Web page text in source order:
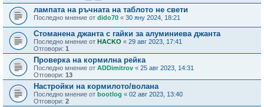
лампата на ръчната на таблото не свети
Последно мнение от dido70 « 30 яну 2024, 18:21
Стоманена джанта с гайки за алуминиева джанта
Последно мнение от HACKO « 29 авг 2023, 17:41
Отговори: 1
Проверка на кормилна рейка
Последно мнение от ADDimitrov « 25 авг 2023, 14:31
Отговори: 13
Настройки на кормилото/волана
Последно мнение от bootlog « 02 авг 2023, 13:40
Отговори: 2